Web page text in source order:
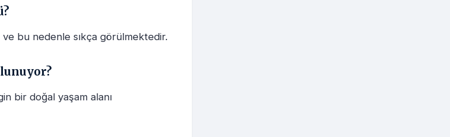
bu nedenle sıkça görülmektedir.
bir doğal yaşam alanı